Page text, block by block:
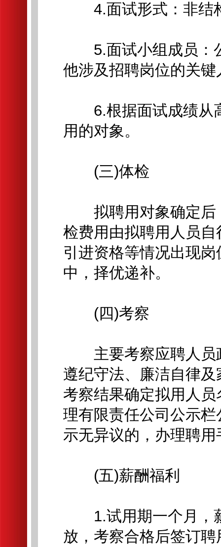
4.面试形式：非结
5.面试小组成员：
他涉及招聘岗位的关键
6.根据面试成绩从
用的对象。
(三)体检
拟聘用对象确定后
检费用由拟聘用人员
引进资格等情况出现
中，择优递补。
(四)考察
主要考察应聘人员
遵纪守法、廉洁自律
考察结果确定拟用人
理有限责任公司公示
示无异议的，办理聘用
(五)薪酬福利
1.试用期一个月，
放，考察合格后签订